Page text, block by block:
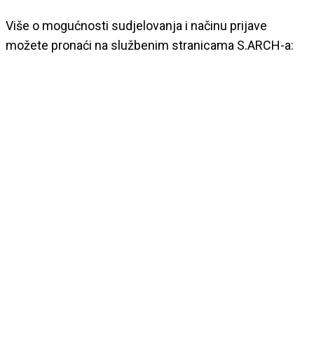
Više o mogućnosti sudjelovanja i načinu prijave
možete pronaći na službenim stranicama S.ARCH-a: